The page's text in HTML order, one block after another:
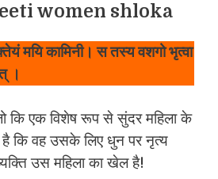
women shloka
मयि कामिनी। स तस्य वशगो भृत्वा
।
कि एक विशेष रूप से सुंदर महिला के
​​है कि वह उसके लिए धुन पर नृत्य
उस महिला का खेल है!